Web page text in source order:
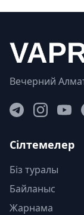
Вечерний
Сілтемелер
Біз туралы
Байланыс
Жарнама